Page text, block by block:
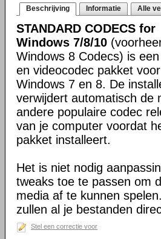
Beschrijving Informatie Alle
STANDARD CODECS for
Windows 7/8/10
Windows 8 Codecs) is
en videocodec pakket voor
Windows 7 en 8. De
verwijdert automatisch de
andere populaire codec
van je computer voordat
pakket installeert.
Het is niet nodig
tweaks toe te passen om
media af te kunnen
zullen al je bestanden
Stel een correctie voor